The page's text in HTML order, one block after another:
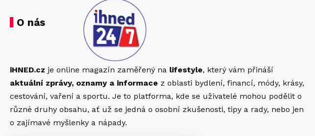
O nás
iHNED.cz je online magazín zaměřený na lifestyle, který vám přináší
aktuální zprávy, oznamy a informace z oblasti bydlení, financí, módy, krásy,
cestování, vaření a sportu. Je to platforma, kde se uživatelé mohou podělit o
různé druhy obsahu, ať už se jedná o osobní zkušenosti, tipy a rady, nebo jen
o zajímavé myšlenky a nápady.